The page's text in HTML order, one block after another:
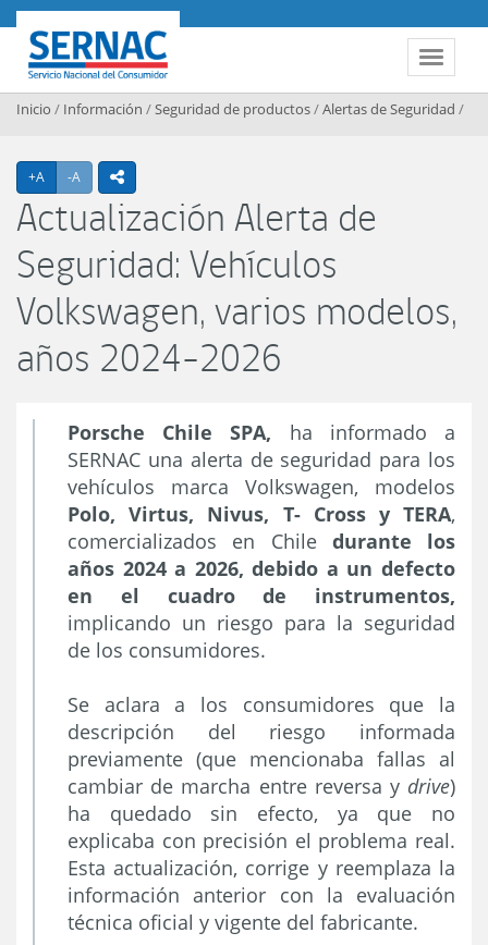
Contenido principal
Toggle
SERNAC
Inicio / Información /Seguridad de productos/Alertas de Seguridad /
+A Agrandar texto
-A Achicar textoicono compartir
Actualización Alerta de
Seguridad: Vehículos
Volkswagen, varios modelos,
años 2024-2026
Porsche Chile SPA, ha informado a
SERNAC una alerta de seguridad para los
vehículos marca Volkswagen, modelos
Polo, Virtus, Nivus, T- Cross y TERA,
comercializados en Chile durante los
años 2024 a 2026, debido a un defecto
en el cuadro de instrumentos,
implicando un riesgo para la seguridad
de los consumidores.
Se aclara a los consumidores que la
descripción del riesgo informada
previamente (que mencionaba fallas al
cambiar de marcha entre reversa y drive)
ha quedado sin efecto, ya que no
explicaba con precisión el problema real.
Esta actualización, corrige y reemplaza la
información anterior con la evaluación
técnica oficial y vigente del fabricante.